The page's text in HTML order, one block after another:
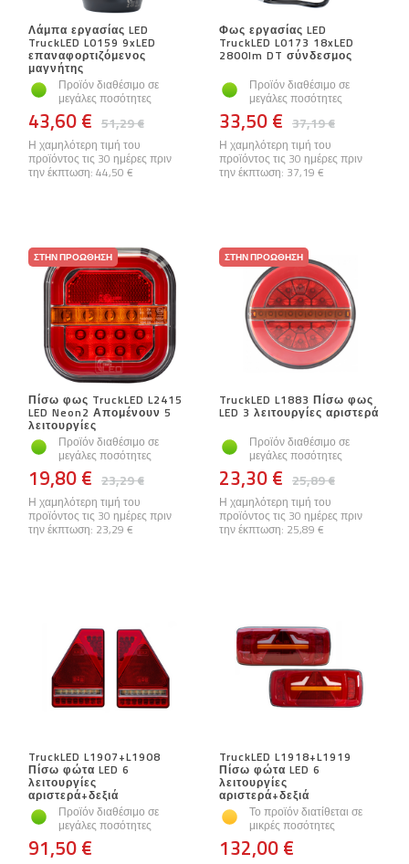
Λάμπα εργασίας LED
TruckLED L0159 9xLED
επαναφορτιζόμενος
μαγνήτης
Προϊόν διαθέσιμο σε
μεγάλες ποσότητες
51,29 €
43,60 €
Η χαμηλότερη τιμή του
προϊόντος τις 30 ημέρες πριν
την έκπτωση: 44,50 €
Φως εργασίας LED
TruckLED L0173 18xLED
2800lm DT σύνδεσμος
Προϊόν διαθέσιμο σε
μεγάλες ποσότητες
37,19 €
33,50 €
Η χαμηλότερη τιμή του
προϊόντος τις 30 ημέρες πριν
την έκπτωση: 37,19 €
ΣΤΗΝ ΠΡΟΏΘΗΣΗ
Πίσω φως TruckLED L2415
LED Neon2 Απομένουν 5
λειτουργίες
Προϊόν διαθέσιμο σε
μεγάλες ποσότητες
23,29 €
19,80 €
Η χαμηλότερη τιμή του
προϊόντος τις 30 ημέρες πριν
την έκπτωση: 23,29 €
ΣΤΗΝ ΠΡΟΏΘΗΣΗ
TruckLED L1883 Πίσω φως
LED 3 λειτουργίες αριστερά
Προϊόν διαθέσιμο σε
μεγάλες ποσότητες
25,89 €
23,30 €
Η χαμηλότερη τιμή του
προϊόντος τις 30 ημέρες πριν
την έκπτωση: 25,89 €
TruckLED L1907+L1908
Πίσω φώτα LED 6
λειτουργίες
αριστερά+δεξιά
Προϊόν διαθέσιμο σε
μεγάλες ποσότητες
91,50 €
TruckLED L1918+L1919
Πίσω φώτα LED 6
λειτουργίες
αριστερά+δεξιά
Το προϊόν διατίθεται σε
μικρές ποσότητες
132,00 €